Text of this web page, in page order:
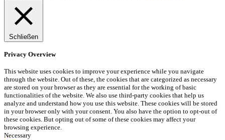
Schließen
Privacy Overview
This website uses cookies to improve your experience while you navigate
through the website. Out of these, the cookies that are categorized as necessary
are stored on your browser as they are essential for the working of basic
functionalities of the website. We also use third-party cookies that help us
analyze and understand how you use this website. These cookies will be stored
in your browser only with your consent. You also have the option to opt-out of
these cookies. But opting out of some of these cookies may affect your
browsing experience.
Necessary